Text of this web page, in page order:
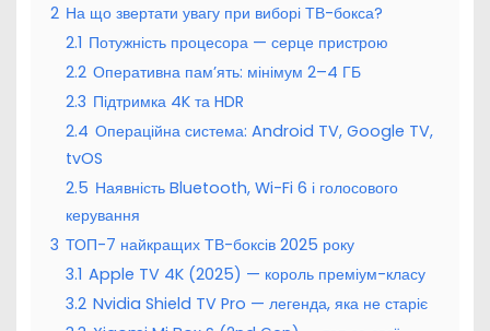
2 На що звертати увагу при виборі ТВ-бокса?
2.1 Потужність процесора — серце пристрою
2.2 Оперативна пам’ять: мінімум 2–4 ГБ
2.3 Підтримка 4K та HDR
2.4 Операційна система: Android TV, Google TV,
tvOS
2.5 Наявність Bluetooth, Wi-Fi 6 і голосового
керування
3 ТОП-7 найкращих ТВ-боксів 2025 року
3.1 Apple TV 4K (2025) — король преміум-класу
3.2 Nvidia Shield TV Pro — легенда, яка не старіє